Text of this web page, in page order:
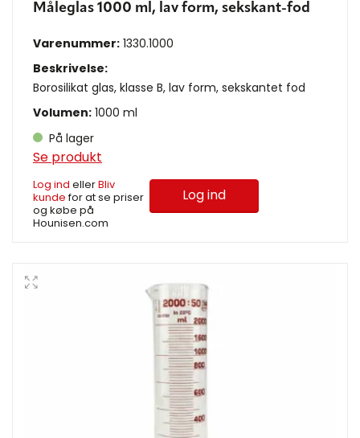
Måleglas 1000 ml, lav form, sekskant-fod
Varenummer: 1330.1000
Beskrivelse:
Borosilikat glas, klasse B, lav form, sekskantet fod
Volumen: 1000 ml
På lager
Se produkt
Log ind ellerBliv
kundefor at se priser
og købe på
Hounisen.com
Log ind